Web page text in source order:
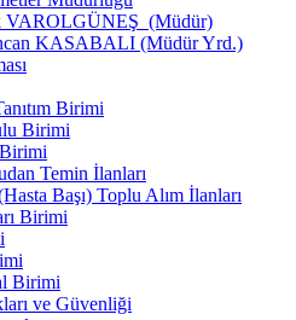
VAROLGÜNEŞ (Müdür)
KASABALI (Müdür Yrd.)
Birimi
Birimi
Temin İlanları
Başı) Toplu Alım İlanları
Birimi
Birimi
ve Güvenliği